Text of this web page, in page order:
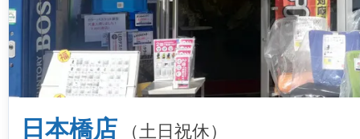
日本橋店 （土日祝休）